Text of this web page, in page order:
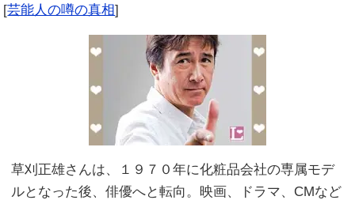
[芸能人の噂の真相]
草刈正雄さんは、１９７０年に化粧品会社の専属モデ
ルとなった後、俳優へと転向。映画、ドラマ、CMなど